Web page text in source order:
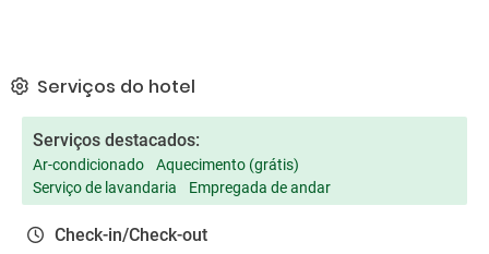
Serviços do hotel
Serviços destacados:
Ar-condicionado
Aquecimento (grátis)
Serviço de lavandaria
Empregada de andar
Check-in/Check-out